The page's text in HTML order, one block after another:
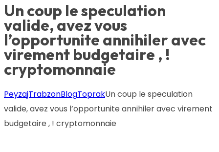
Un coup le speculation
valide, avez vous
l’opportunite annihiler avec
virement budgetaire , !
cryptomonnaie
PeyzajTrabzonBlogToprakUn coup le speculation
valide, avez vous l’opportunite annihiler avec virement
budgetaire , ! cryptomonnaie